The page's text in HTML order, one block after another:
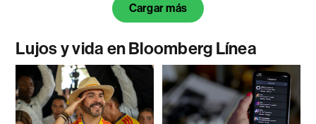
Cargar más
Lujos y vida en Bloomberg Línea